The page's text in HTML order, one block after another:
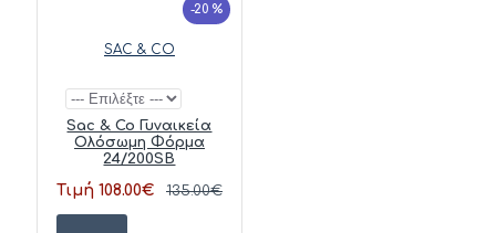
-20 %
SAC & CO
Sac & Co Γυναικεία
Ολόσωμη Φόρμα
24/200SB
Τιμή 108.00€ 135.00€